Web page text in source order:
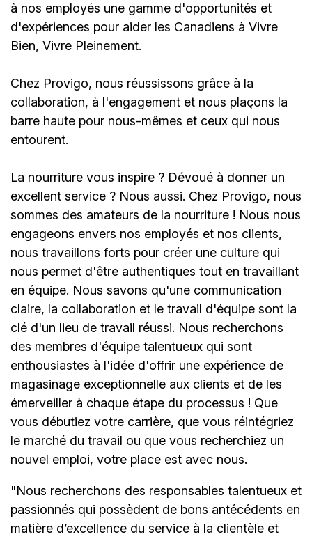
à nos employés une gamme d'opportunités et
d'expériences pour aider les Canadiens à Vivre
Bien, Vivre Pleinement.
Chez Provigo, nous réussissons grâce à la
collaboration, à l'engagement et nous plaçons la
barre haute pour nous-mêmes et ceux qui nous
entourent.
La nourriture vous inspire ? Dévoué à donner un
excellent service ? Nous aussi. Chez Provigo, nous
sommes des amateurs de la nourriture ! Nous nous
engageons envers nos employés et nos clients,
nous travaillons forts pour créer une culture qui
nous permet d'être authentiques tout en travaillant
en équipe. Nous savons qu'une communication
claire, la collaboration et le travail d'équipe sont la
clé d'un lieu de travail réussi. Nous recherchons
des membres d'équipe talentueux qui sont
enthousiastes à l'idée d'offrir une expérience de
magasinage exceptionnelle aux clients et de les
émerveiller à chaque étape du processus ! Que
vous débutiez votre carrière, que vous réintégriez
le marché du travail ou que vous recherchiez un
nouvel emploi, votre place est avec nous.
"Nous recherchons des responsables talentueux et
passionnés qui possèdent de bons antécédents en
matière d’excellence du service à la clientèle et